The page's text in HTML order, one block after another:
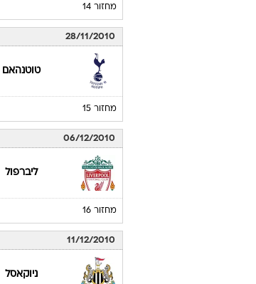
מחזור 14
28/11/2010
טוטנהאם
מחזור 15
06/12/2010
ליברפול
מחזור 16
11/12/2010
ניוקאסל